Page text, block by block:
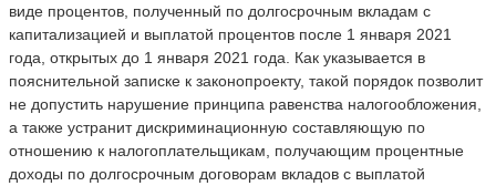
виде процентов, полученный по долгосрочным вкладам с
капитализацией и выплатой процентов после 1 января 2021
года, открытых до 1 января 2021 года. Как указывается в
пояснительной записке к законопроекту, такой порядок позволит
не допустить нарушение принципа равенства налогообложения,
а также устранит дискриминационную составляющую по
отношению к налогоплательщикам, получающим процентные
доходы по долгосрочным договорам вкладов с выплатой